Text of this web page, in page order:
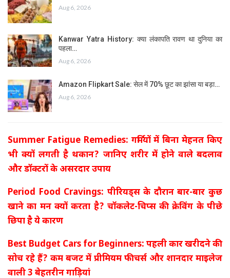
Aug 6, 2026
Kanwar Yatra History: क्या लंकापति रावण था दुनिया का
पहला…
Aug 6, 2026
Amazon Flipkart Sale: सेल में 70% छूट का झांसा या बड़ा…
Aug 6, 2026
Summer Fatigue Remedies: गर्मियों में बिना मेहनत किए
भी क्यों लगती है थकान? जानिए शरीर में होने वाले बदलाव
और डॉक्टरों के असरदार उपाय
Period Food Cravings: पीरियड्स के दौरान बार-बार कुछ
खाने का मन क्यों करता है? चॉकलेट-चिप्स की क्रेविंग के पीछे
छिपा है ये कारण
Best Budget Cars for Beginners: पहली कार खरीदने की
सोच रहे हैं? कम बजट में प्रीमियम फीचर्स और शानदार माइलेज
वाली 3 बेहतरीन गाड़ियां